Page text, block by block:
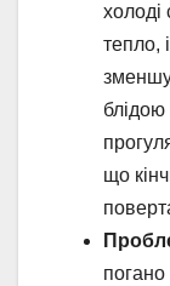
холоді
тепло,
що